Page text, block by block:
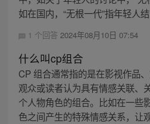
如在国内，“无根一代”指年轻人
1 个回答 2024年08月10日 07:54
什么叫cp组合
CP 组合通常指的是在影视作品
观众或读者认为具有情感关联、
个人物角色的组合。比如在一些
色之间产生的特殊情感关系，让